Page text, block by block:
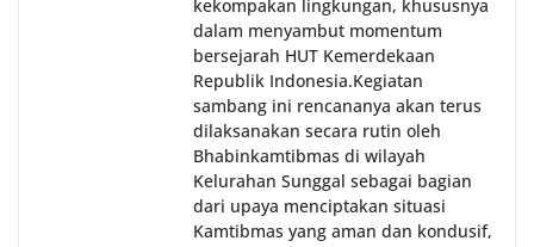
kekompakan lingkungan, khususnya
dalam menyambut momentum
bersejarah HUT Kemerdekaan
Republik Indonesia.‎Kegiatan
sambang ini rencananya akan terus
dilaksanakan secara rutin oleh
Bhabinkamtibmas di wilayah
Kelurahan Sunggal sebagai bagian
dari upaya menciptakan situasi
Kamtibmas yang aman dan kondusif,